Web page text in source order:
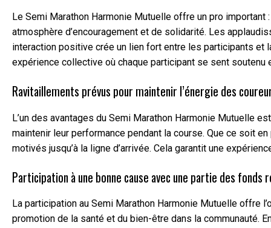
Le Semi Marathon Harmonie Mutuelle offre un pro
atmosphère d’encouragement et de solidarité. Les
interaction positive crée un lien fort entre les participants et
expérience collective où chaque participant se sent soutenu
Ravitaillements prévus pour maintenir l’énergie des
L’un des avantages du Semi Marathon Harmonie Mutuelle
maintenir leur performance pendant la course. Que ce soit
motivés jusqu’à la ligne d’arrivée. Cela garantit une
Participation à une bonne cause avec une partie des fonds
La participation au Semi Marathon Harmonie Mutuelle offre
promotion de la santé et du bien-être dans la communauté.